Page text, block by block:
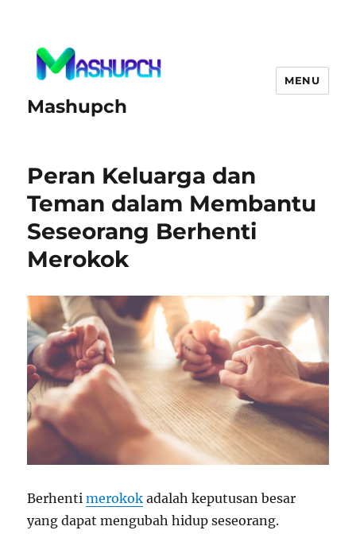
Mashupch
MENU
Peran Keluarga dan
Teman dalam Membantu
Seseorang Berhenti
Merokok
Berhentimerokok adalah keputusan besar
yang dapat mengubah hidup seseorang.